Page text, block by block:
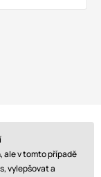
ale v tomto případě
vylepšovat a